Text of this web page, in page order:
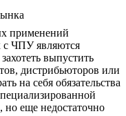
применений
с ЧПУ являются
выпустить
дистрибьюторов или
на себя обязательства
но еще недостаточно